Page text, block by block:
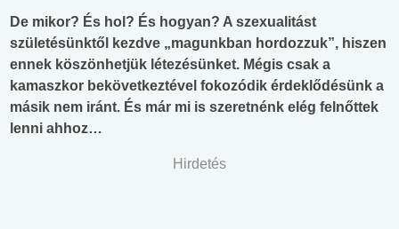
De mikor? És hol? És hogyan? A szexualitást
születésünktől kezdve „magunkban hordozzuk”, hiszen
ennek köszönhetjük létezésünket. Mégis csak a
kamaszkor bekövetkeztével fokozódik érdeklődésünk a
másik nem iránt. És már mi is szeretnénk elég felnőttek
lenni ahhoz…
Hirdetés